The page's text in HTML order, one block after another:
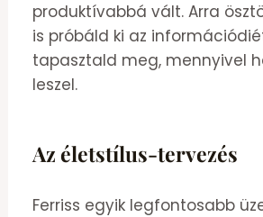
produktívabbá vált. Arra
is próbáld ki az
tapasztald meg, mennyivel
leszel.
Az életstílus-tervezés
Ferriss egyik legfontosabb